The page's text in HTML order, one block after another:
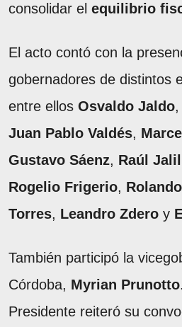
consolidar el equilibrio
El acto contó con la
gobernadores de distintos
entre ellos Osvaldo Jaldo,
Juan Pablo Valdés,
Gustavo Sáenz, Raúl Jalil
Rogelio Frigerio,
Torres, Leandro Zdero y
También participó la
Córdoba, Myrian Prunotto
Presidente reiteró su